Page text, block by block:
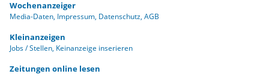
Wochenanzeiger
Media-Daten Impressum Datenschutz AGB
Kleinanzeigen
Jobs / Stellen Keinanzeige inserieren
Zeitungen online lesen